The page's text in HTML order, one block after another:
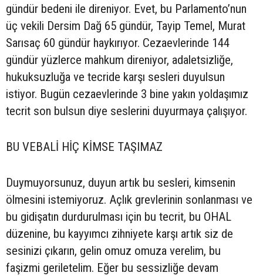
gündür bedeni ile direniyor. Evet, bu Parlamento’nun
üç vekili Dersim Dağ 65 gündür, Tayip Temel, Murat
Sarısaç 60 gündür haykırıyor. Cezaevlerinde 144
gündür yüzlerce mahkum direniyor, adaletsizliğe,
hukuksuzluğa ve tecride karşı sesleri duyulsun
istiyor. Bugün cezaevlerinde 3 bine yakın yoldaşımız
tecrit son bulsun diye seslerini duyurmaya çalışıyor.
BU VEBALİ HİÇ KİMSE TAŞIMAZ
Duymuyorsunuz, duyun artık bu sesleri, kimsenin
ölmesini istemiyoruz. Açlık grevlerinin sonlanması ve
bu gidişatın durdurulması için bu tecrit, bu OHAL
düzenine, bu kayyımcı zihniyete karşı artık siz de
sesinizi çıkarın, gelin omuz omuza verelim, bu
faşizmi geriletelim. Eğer bu sessizliğe devam